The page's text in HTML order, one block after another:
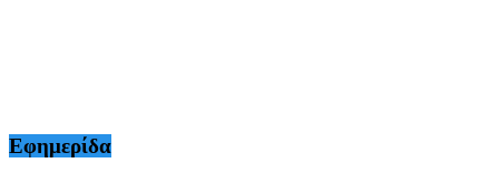
Εφημερίδα